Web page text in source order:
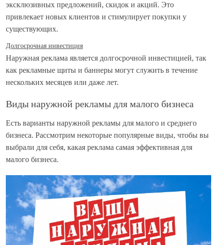
эксклюзивных предложений, скидок и акций. Это
привлекает новых клиентов и стимулирует покупки у
существующих.
Долгосрочная инвестиция
Наружная реклама является долгосрочной инвестицией, так
как рекламные щиты и баннеры могут служить в течение
нескольких месяцев или даже лет.
Виды наружной рекламы для малого бизнеса
Есть варианты наружной рекламы для малого и среднего
бизнеса. Рассмотрим некоторые популярные виды, чтобы вы
выбрали для себя, какая реклама самая эффективная для
малого бизнеса.